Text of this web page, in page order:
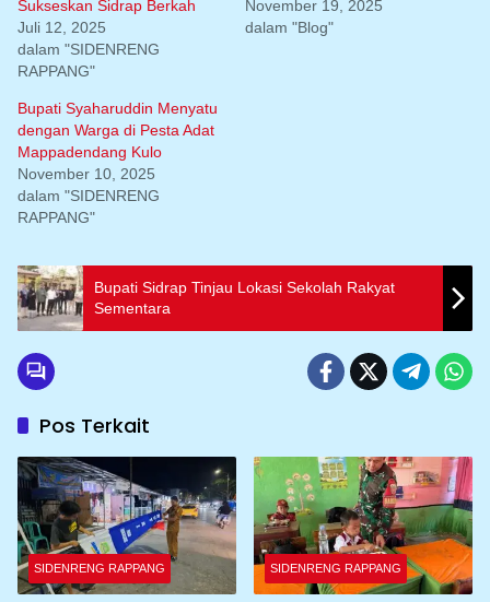
Sukseskan Sidrap Berkah
Juli 12, 2025
dalam "SIDENRENG
RAPPANG"
November 19, 2025
dalam "Blog"
Bupati Syaharuddin Menyatu
dengan Warga di Pesta Adat
Mappadendang Kulo
November 10, 2025
dalam "SIDENRENG
RAPPANG"
Bupati Sidrap Tinjau Lokasi Sekolah Rakyat
Sementara
Pos Terkait
SIDENRENG RAPPANG SIDENRENG RAPPANG